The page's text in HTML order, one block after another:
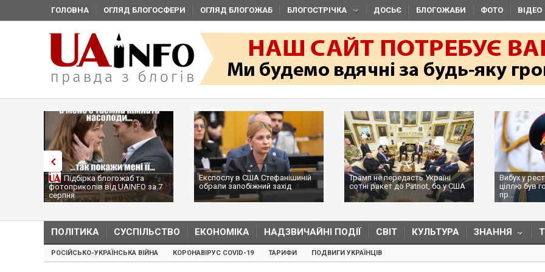
ГОЛОВНА ОГЛЯД БЛОГОСФЕРИ ОГЛЯД БЛОГОЖАБ БЛОГОСТРІЧКА ДОСЬЄ БЛОГОЖАБИ ФОТО ВІДЕО
Підбірка блогожаб та
фотоприколів від UAINFO за 7
серпня
Експослу в США Стефанішиній
обрали запобіжний захід
Трамп не передасть Україні
сотні ракет до Patriot, бо у США
...
Вибух у
ціллю був
пр...
ПОЛІТИКА СУСПІЛЬСТВО ЕКОНОМІКА НАДЗВИЧАЙНІ ПОДІЇ СВІТ КУЛЬТУРА ЗНАННЯ
РОСІЙСЬКО-УКРАЇНСЬКА ВІЙНА КОРОНАВІРУС COVID-19 ТАРИФИ ПОДВИГИ УКРАЇНЦІВ